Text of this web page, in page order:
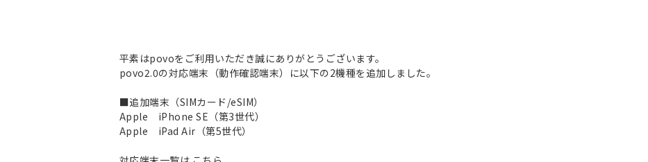
平素はpovoをご利用いただき誠にありがとうございます。
povo2.0の対応端末（動作確認端末）に以下の2機種を追加しました。
■追加端末（SIMカード/eSIM）
Apple iPhone SE（第3世代）
Apple iPad Air（第5世代）